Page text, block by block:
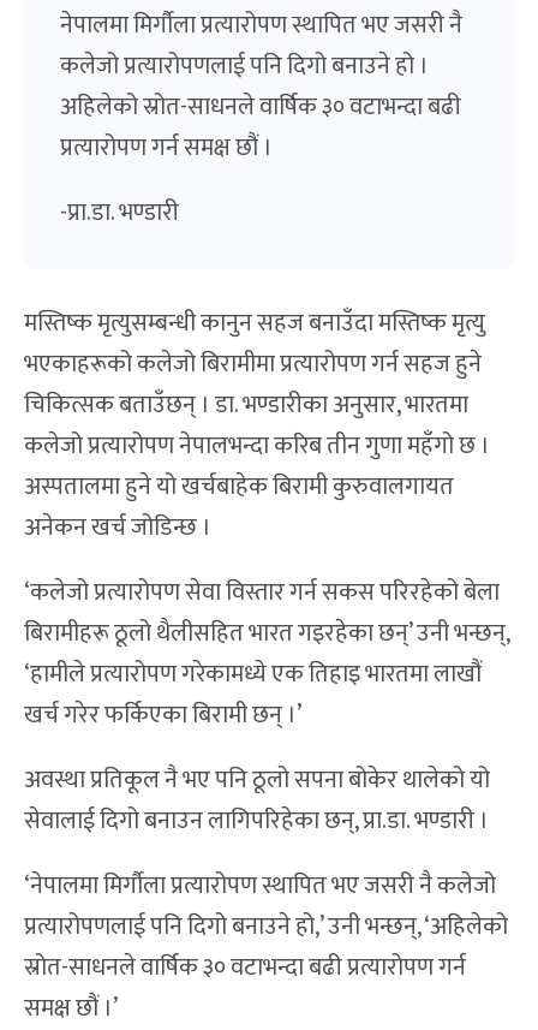
नेपालमा मिर्गौला प्रत्यारोपण स्थापित भए जसरी नै
कलेजो प्रत्यारोपणलाई पनि दिगो बनाउने हो ।
अहिलेको स्रोत-साधनले वार्षिक ३० वटाभन्दा बढी
प्रत्यारोपण गर्न समक्ष छौं ।
-प्रा.डा. भण्डारी
मस्तिष्क मृत्युसम्बन्धी कानुन सहज बनाउँदा मस्तिष्क मृत्यु
भएकाहरूको कलेजो बिरामीमा प्रत्यारोपण गर्न सहज हुने
चिकित्सक बताउँछन् । डा. भण्डारीका अनुसार, भारतमा
कलेजो प्रत्यारोपण नेपालभन्दा करिब तीन गुणा महँगो छ ।
अस्पतालमा हुने यो खर्चबाहेक बिरामी कुरुवालगायत
अनेकन खर्च जोडिन्छ ।
‘कलेजो प्रत्यारोपण सेवा विस्तार गर्न सकस परिरहेको बेला
बिरामीहरू ठूलो थैलीसहित भारत गइरहेका छन्’ उनी भन्छन्,
‘हामीले प्रत्यारोपण गरेकामध्ये एक तिहाइ भारतमा लाखौं
खर्च गरेर फर्किएका बिरामी छन् ।’
अवस्था प्रतिकूल नै भए पनि ठूलो सपना बोकेर थालेको यो
सेवालाई दिगो बनाउन लागिपरिहेका छन्, प्रा.डा. भण्डारी ।
‘नेपालमा मिर्गौला प्रत्यारोपण स्थापित भए जसरी नै कलेजो
प्रत्यारोपणलाई पनि दिगो बनाउने हो,’ उनी भन्छन्, ‘अहिलेको
स्रोत-साधनले वार्षिक ३० वटाभन्दा बढी प्रत्यारोपण गर्न
समक्ष छौं ।’